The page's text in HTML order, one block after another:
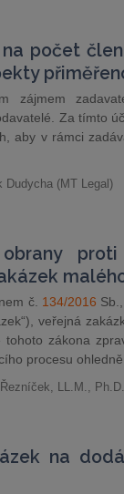
na počet
zájmem
Za tímto
aby v rámci
Dudycha (MT Legal)
č. 134/2016
veřejná
tohoto zákona
procesu
LL.M.,
na